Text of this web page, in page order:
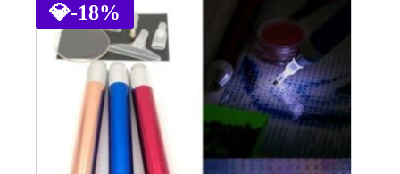
💎-18%